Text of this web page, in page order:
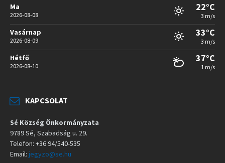
Ma
2026-08-08
22°C
3 m/s
Vasárnap
2026-08-09
33°C
3 m/s
Hétfő
2026-08-10
37°C
1 m/s
KAPCSOLAT
Sé Község Önkormányzata
9789 Sé, Szabadság u. 29.
Telefon: +36 94/540-535
Email: jegyzo@se.hu